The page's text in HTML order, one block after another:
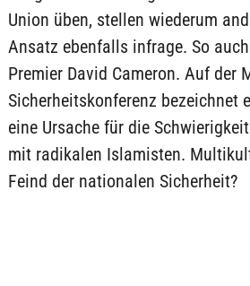
Union üben, stellen wiederum
Ansatz ebenfalls infrage. So
Premier David Cameron. Auf der
Sicherheitskonferenz bezeichnet
eine Ursache für die
mit radikalen Islamisten.
Feind der nationalen Sicherheit?